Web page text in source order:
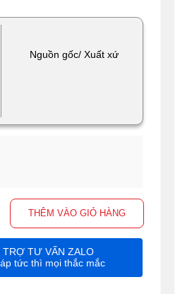
Nguồn gốc/ Xuất xứ
THÊM VÀO GIỎ HÀNG
TRỢ TƯ VẤN ZALO
tức thì mọi thắc mắc